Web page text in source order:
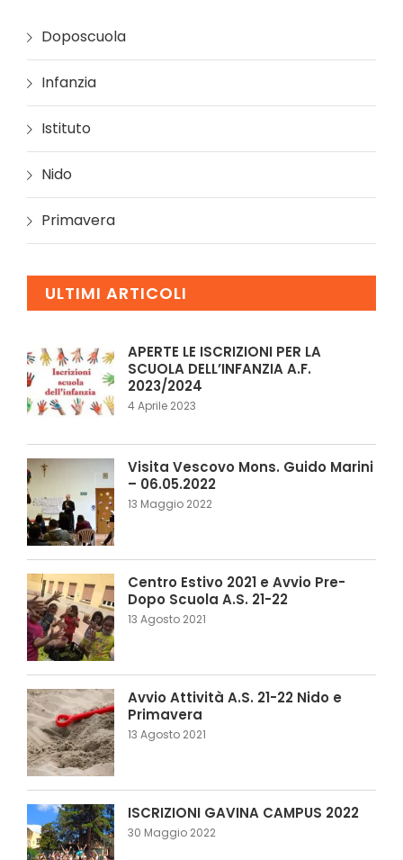
Doposcuola
Infanzia
Istituto
Nido
Primavera
ULTIMI ARTICOLI
APERTE LE ISCRIZIONI PER LA
SCUOLA DELL’INFANZIA A.F.
2023/2024
4 Aprile 2023
Visita Vescovo Mons. Guido Marini
– 06.05.2022
13 Maggio 2022
Centro Estivo 2021 e Avvio Pre-
Dopo Scuola A.S. 21-22
13 Agosto 2021
Avvio Attività A.S. 21-22 Nido e
Primavera
13 Agosto 2021
ISCRIZIONI GAVINA CAMPUS 2022
30 Maggio 2022